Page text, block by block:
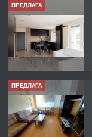
ПРЕДЛАГА
ПРЕДЛАГА